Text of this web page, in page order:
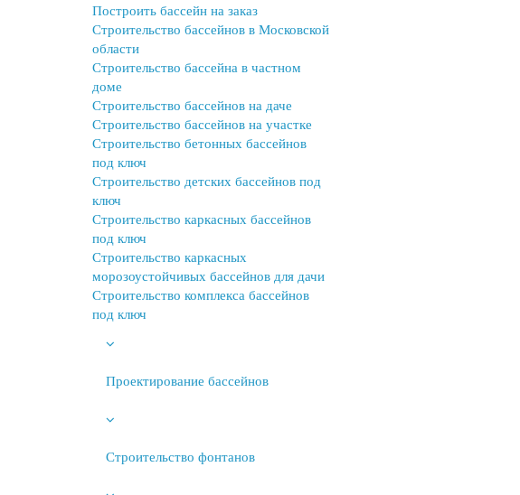
Построить бассейн на заказ
Строительство бассейнов в Московской
области
Строительство бассейна в частном
доме
Строительство бассейнов на даче
Строительство бассейнов на участке
Строительство бетонных бассейнов
под ключ
Строительство детских бассейнов под
ключ
Строительство каркасных бассейнов
под ключ
Строительство каркасных
морозоустойчивых бассейнов для дачи
Строительство комплекса бассейнов
под ключ
Проектирование бассейнов
Строительство фонтанов